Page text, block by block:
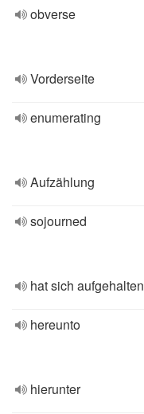
obverse
Vorderseite
enumerating
Aufzählung
sojourned
hat sich aufgehalten
hereunto
hierunter